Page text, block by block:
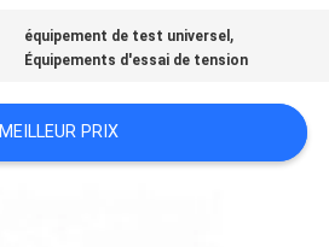
équipement de test universel ,
Équipements d'essai de tension
MEILLEUR PRIX